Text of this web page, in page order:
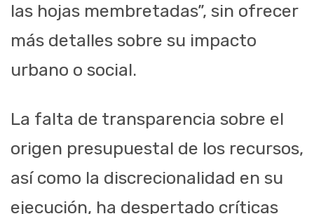
las hojas membretadas”, sin ofrecer
más detalles sobre su impacto
urbano o social.
La falta de transparencia sobre el
origen presupuestal de los recursos,
así como la discrecionalidad en su
ejecución, ha despertado críticas